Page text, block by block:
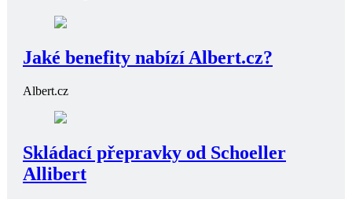
Jaké benefity nabízí Albert.cz?
Albert.cz
Skládací přepravky od Schoeller
Allibert